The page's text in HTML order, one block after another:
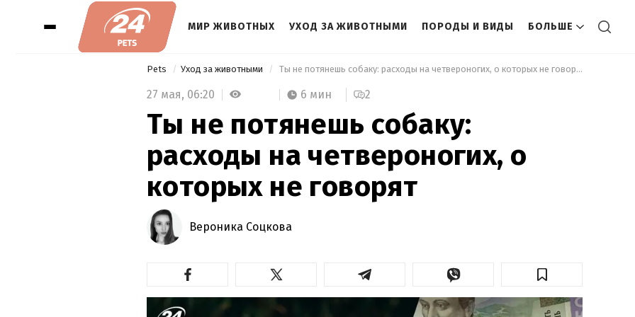
МИР ЖИВОТНЫХ УХОД ЗА ЖИВОТНЫМИ ПОРОДЫ И ВИДЫ БОЛЬШЕ
Pets Уход за животными Ты не потянешь собаку: расходы на четвероногих, о которых не говорят
27 мая, 06:20 6 мин 2
Ты не потянешь собаку:
расходы на четвероногих, о
которых не говорят
Вероника Соцкова